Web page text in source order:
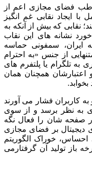
فضای مجازی اعم از
با ایجاد نقابی غم انگیز
نقابی که بیش از آنکه به
نشانه های این نقاب
ایران، سمفونی حماسه
از جنس «به احترام
تلگرام یا پلتفرم های
همچنان همان
کاربران فشار می آورند
به نظر برسد و از سوی
صفحه شان را فعال نگه
دیجیتال بر فضای مجازی
احساس، خوراک الگوریتم
باز تولید آن گرفتارمی